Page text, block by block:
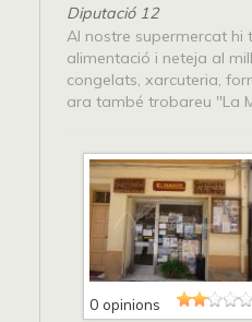
Diputació 12
Al nostre supermercat hi
alimentació i neteja al
congelats, xarcuteria,
ara també trobareu "La
0 opinions